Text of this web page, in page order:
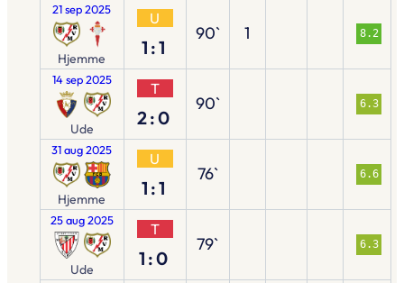
21 sep 2025
Hjemme
U
1:1
90` 1 8.2
14 sep 2025
Ude
T
2:0
90` 6.3
31 aug 2025
Hjemme
U
1:1
76` 6.6
25 aug 2025
Ude
T
1:0
79` 6.3